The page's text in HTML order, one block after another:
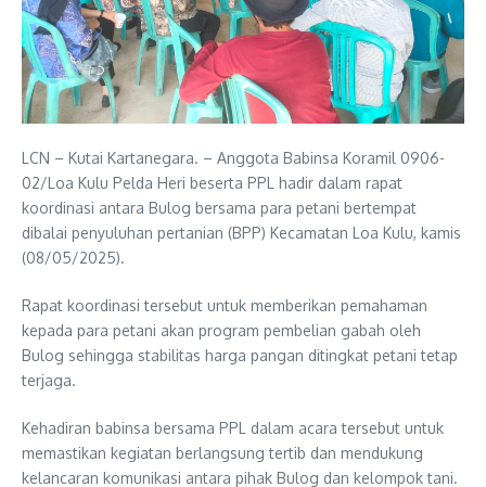
LCN – Kutai Kartanegara. – Anggota Babinsa Koramil 0906-
02/Loa Kulu Pelda Heri beserta PPL hadir dalam rapat
koordinasi antara Bulog bersama para petani bertempat
dibalai penyuluhan pertanian (BPP) Kecamatan Loa Kulu, kamis
(08/05/2025).
Rapat koordinasi tersebut untuk memberikan pemahaman
kepada para petani akan program pembelian gabah oleh
Bulog sehingga stabilitas harga pangan ditingkat petani tetap
terjaga.
Kehadiran babinsa bersama PPL dalam acara tersebut untuk
memastikan kegiatan berlangsung tertib dan mendukung
kelancaran komunikasi antara pihak Bulog dan kelompok tani.